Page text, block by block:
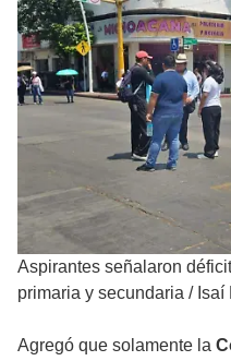
Aspirantes señalaron
primaria y secundaria /
Agregó que solamente la